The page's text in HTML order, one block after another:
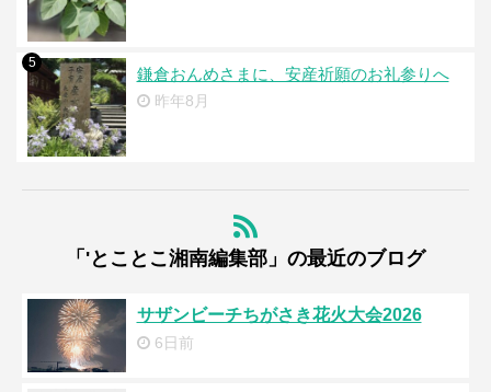
5
鎌倉おんめさまに、安産祈願のお礼参りへ
昨年8月
「'とことこ湘南編集部」の最近のブログ
サザンビーチちがさき花火大会2026
6日前